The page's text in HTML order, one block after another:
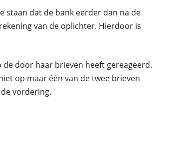
staan dat de bank eerder dan na de
van de oplichter. Hierdoor is
door haar brieven heeft gereageerd.
op maar één van de twee brieven
vordering.